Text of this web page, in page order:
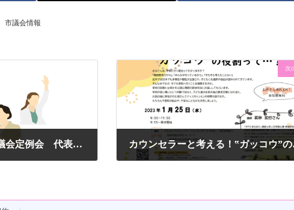
市議会情報
令和4年第4回市原市議会定例会 代表質問 常任委員会のお知らせ
次
カウン